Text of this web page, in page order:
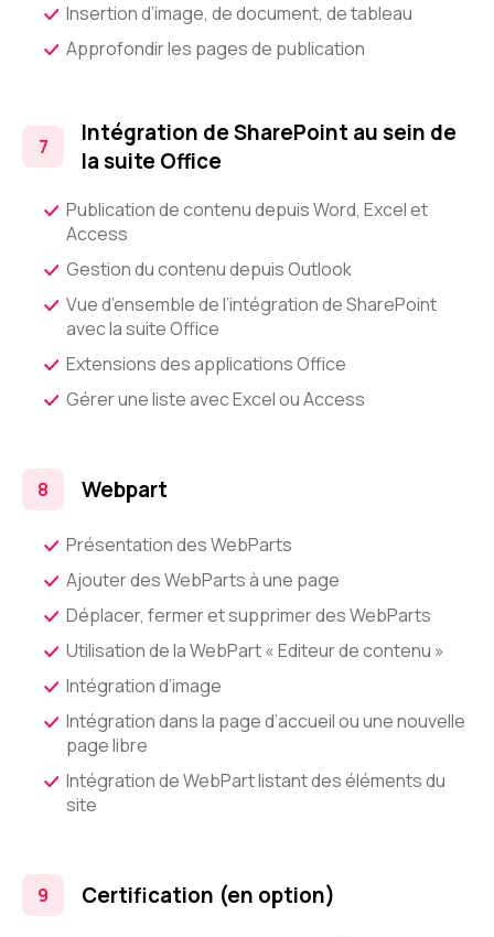
Insertion d’image, de document, de tableau
Approfondir les pages de publication
Intégration de SharePoint au sein de
la suite Office
Publication de contenu depuis Word, Excel et
Access
Gestion du contenu depuis Outlook
Vue d’ensemble de l’intégration de SharePoint
avec la suite Office
Extensions des applications Office
Gérer une liste avec Excel ou Access
Webpart
Présentation des WebParts
Ajouter des WebParts à une page
Déplacer, fermer et supprimer des WebParts
Utilisation de la WebPart « Editeur de contenu »
Intégration d’image
Intégration dans la page d’accueil ou une nouvelle
page libre
Intégration de WebPart listant des éléments du
site
Certification (en option)